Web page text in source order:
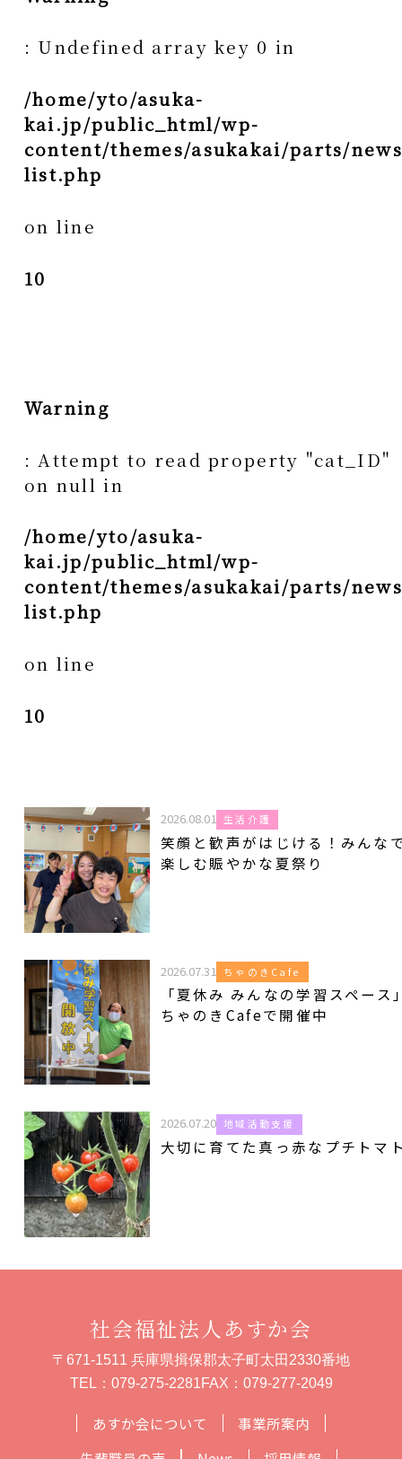
: Undefined array key 0 in
/home/yto/asuka-
kai.jp/public_html/wp-
content/themes/asukakai/parts/
list.php
on line
10
Warning
: Attempt to read property "cat_ID"
on null in
/home/yto/asuka-
kai.jp/public_html/wp-
content/themes/asukakai/parts/
list.php
on line
10
2026.08.01 生活介護
笑顔と歓声がはじける！みんな
楽しむ賑やかな夏祭り
2026.07.31 ちゃのきCafe
「夏休み みんなの学習スペース
ちゃのきCafeで開催中
2026.07.20 地域活動支援
大切に育てた真っ赤なプチトマ
あすか会について
事業所案内
社会福祉法人あすか会
〒671-1511 兵庫県揖保郡太子町太田2330番地
TEL： 079-275-2281FAX：079-277-2049